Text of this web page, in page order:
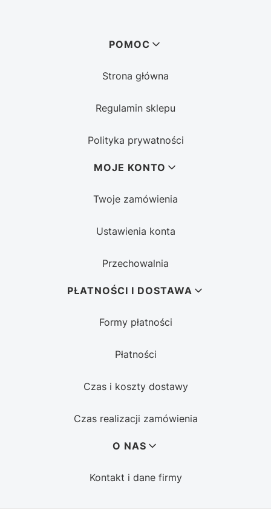
POMOC
Strona główna
Regulamin sklepu
Polityka prywatności
MOJE KONTO
Twoje zamówienia
Ustawienia konta
Przechowalnia
PŁATNOŚCI I DOSTAWA
Formy płatności
Płatności
Czas i koszty dostawy
Czas realizacji zamówienia
O NAS
Kontakt i dane firmy